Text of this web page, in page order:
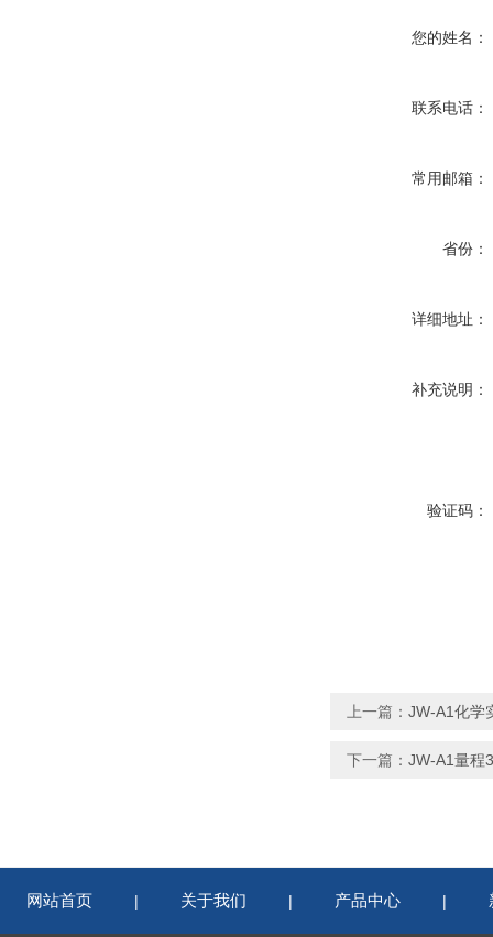
您的姓名：
联系电话：
常用邮箱：
省份：
详细地址：
补充说明：
验证码：
上一篇： JW-A1化学
下一篇： JW-A1量程
网站首页 | 关于我们 | 产品中心 |